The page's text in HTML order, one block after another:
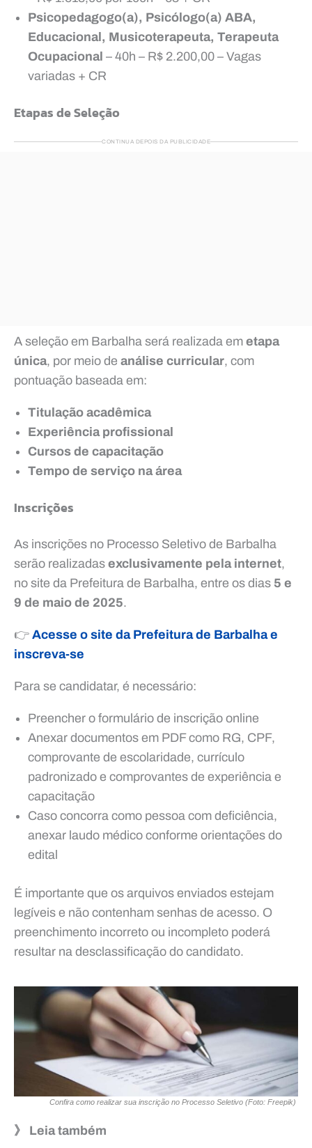
Psicopedagogo(a), Psicólogo(a) ABA,
Educacional, Musicoterapeuta, Terapeuta
Ocupacional – 40h – R$ 2.200,00 – Vagas
variadas + CR
Etapas de Seleção
CONTINUA DEPOIS DA PUBLICIDADE
A seleção em Barbalha será realizada em etapa
única, por meio de análise curricular, com
pontuação baseada em:
Titulação acadêmica
Experiência profissional
Cursos de capacitação
Tempo de serviço na área
Inscrições
As inscrições no Processo Seletivo de Barbalha
serão realizadas exclusivamente pela internet,
no site da Prefeitura de Barbalha, entre os dias 5 e
9 de maio de 2025.
👉 Acesse o site da Prefeitura de Barbalha e
inscreva-se
Para se candidatar, é necessário:
Preencher o formulário de inscrição online
Anexar documentos em PDF como RG, CPF,
comprovante de escolaridade, currículo
padronizado e comprovantes de experiência e
capacitação
Caso concorra como pessoa com deficiência,
anexar laudo médico conforme orientações do
edital
É importante que os arquivos enviados estejam
legíveis e não contenham senhas de acesso. O
preenchimento incorreto ou incompleto poderá
resultar na desclassificação do candidato.
Confira como realizar sua inscrição no Processo Seletivo (Foto: Freepik)
》 Leia também